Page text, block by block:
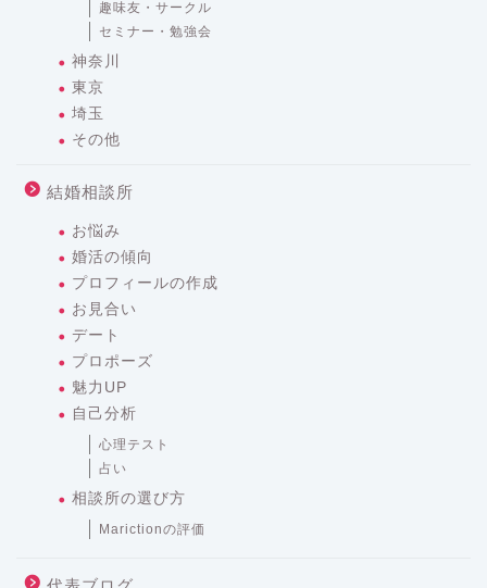
趣味友・サークル
セミナー・勉強会
神奈川
東京
埼玉
その他
結婚相談所
お悩み
婚活の傾向
プロフィールの作成
お見合い
デート
プロポーズ
魅力UP
自己分析
心理テスト
占い
相談所の選び方
Marictionの評価